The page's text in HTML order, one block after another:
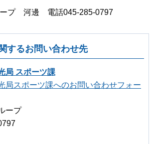
ープ 河邊 電話045-285-0797
するお問い合わせ先
局 スポーツ課
局スポーツ課へのお問い合わせフォー
ープ